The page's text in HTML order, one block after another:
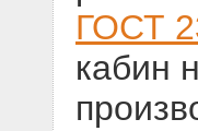
ГОСТ
кабин